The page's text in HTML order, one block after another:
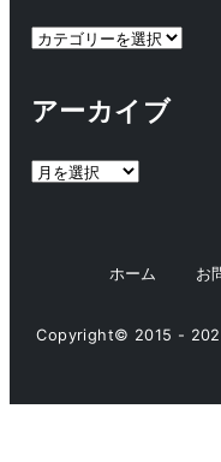
カ
リ
アーカイブ
ア
ホーム お
Copyright© 2015 -